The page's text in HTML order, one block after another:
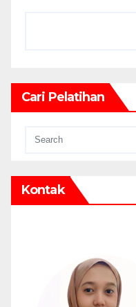
Cari Pelatihan
Kontak